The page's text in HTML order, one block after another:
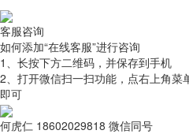
客服咨询
如何添加“在线客服”进行咨询
1、长按下方二维码，并保存到手机
2、打开微信扫一扫功能，点右上角菜
即可
何虎仁 18602029818 微信同号